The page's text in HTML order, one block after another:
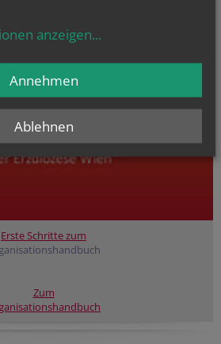
Erste Schritte zum
Zum
anzeigen...
Ablehnen
Annehmen